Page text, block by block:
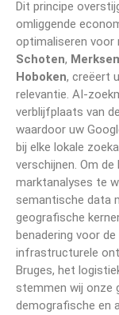
Dit principe
omliggende
optimaliseren voor
Schoten,
Hoboken, creëert
relevantie. AI-
verblijfplaats van
waardoor uw
bij elke lokale
verschijnen. Om
marktanalyses te
semantische data
geografische
benadering voor
infrastructurele
Bruges, het
stemmen wij onze
demografische en